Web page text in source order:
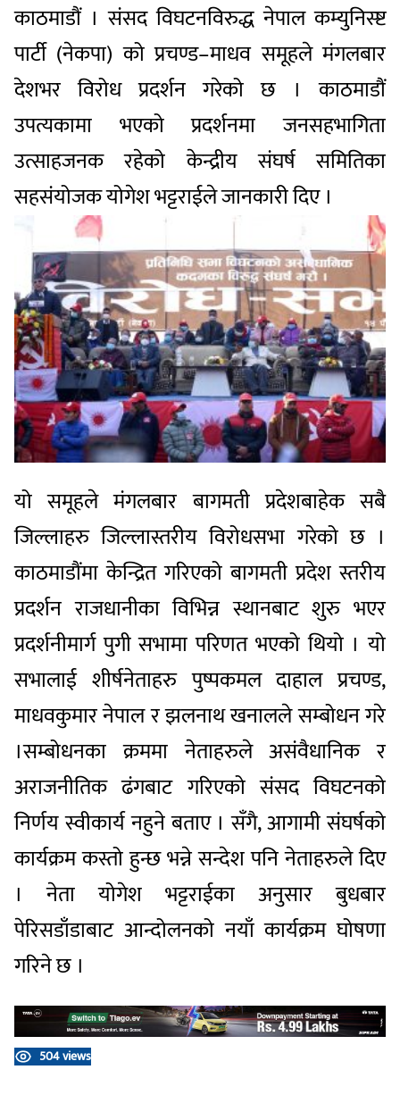
काठमाडौं । संसद विघटनविरुद्ध नेपाल कम्युनिस्ष्ट
पार्टी (नेकपा) को प्रचण्ड–माधव समूहले मंगलबार
देशभर विरोध प्रदर्शन गरेको छ । काठमाडौं
उपत्यकामा भएको प्रदर्शनमा जनसहभागिता
उत्साहजनक रहेको केन्द्रीय संघर्ष समितिका
सहसंयोजक योगेश भट्टराईले जानकारी दिए ।
यो समूहले मंगलबार बागमती प्रदेशबाहेक सबै
जिल्लाहरु जिल्लास्तरीय विरोधसभा गरेको छ ।
काठमाडौंमा केन्द्रित गरिएको बागमती प्रदेश स्तरीय
प्रदर्शन राजधानीका विभिन्न स्थानबाट शुरु भएर
प्रदर्शनीमार्ग पुगी सभामा परिणत भएको थियो । यो
सभालाई शीर्षनेताहरु पुष्पकमल दाहाल प्रचण्ड,
माधवकुमार नेपाल र झलनाथ खनालले सम्बोधन गरे
।सम्बोधनका क्रममा नेताहरुले असंवैधानिक र
अराजनीतिक ढंगबाट गरिएको संसद विघटनको
निर्णय स्वीकार्य नहुने बताए । सँगै, आगामी संघर्षको
कार्यक्रम कस्तो हुन्छ भन्ने सन्देश पनि नेताहरुले दिए
। नेता योगेश भट्टराईका अनुसार बुधबार
पेरिसडाँडाबाट आन्दोलनको नयाँ कार्यक्रम घोषणा
गरिने छ ।
504 views